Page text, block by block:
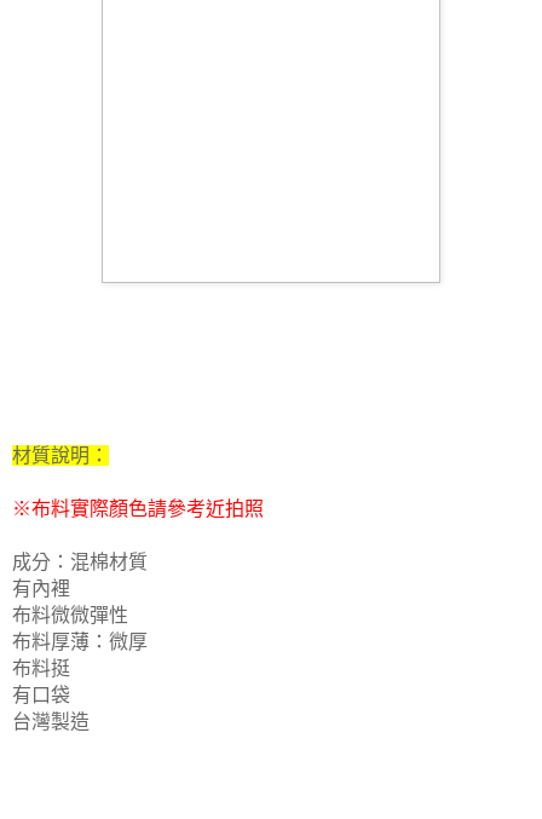
材質說明 ：
※布料實際顏色請參考近拍照
成分：混棉材質
有內裡
布料微微彈性
布料厚薄：微厚
布料挺
有口袋
台灣製造